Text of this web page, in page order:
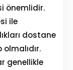
önemlidir.
ile
dostane
genellikle